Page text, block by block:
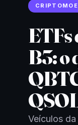
ETFs
B3: o
Veículos